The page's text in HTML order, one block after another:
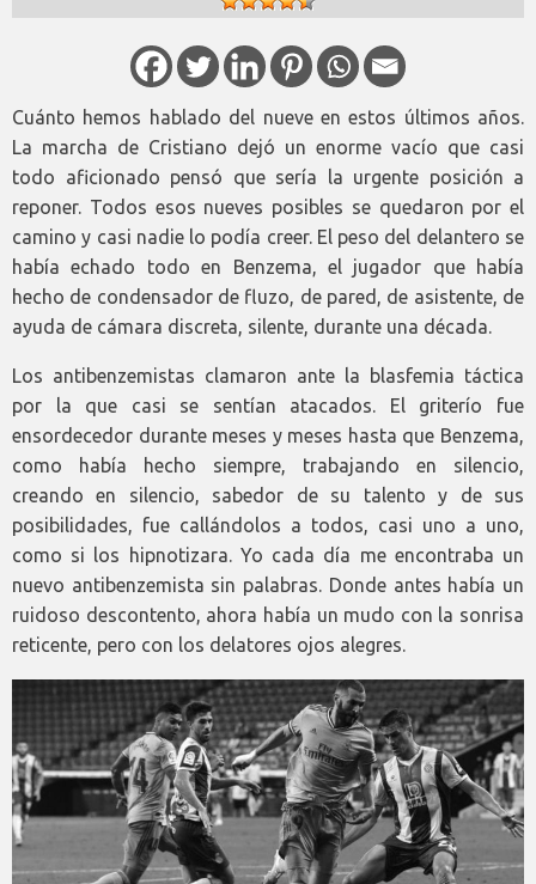
Cuánto hemos hablado del nueve en estos últimos años.
La marcha de Cristiano dejó un enorme vacío que casi
todo aficionado pensó que sería la urgente posición a
reponer. Todos esos nueves posibles se quedaron por el
camino y casi nadie lo podía creer. El peso del delantero se
había echado todo en Benzema, el jugador que había
hecho de condensador de fluzo, de pared, de asistente, de
ayuda de cámara discreta, silente, durante una década.
Los antibenzemistas clamaron ante la blasfemia táctica
por la que casi se sentían atacados. El griterío fue
ensordecedor durante meses y meses hasta que Benzema,
como había hecho siempre, trabajando en silencio,
creando en silencio, sabedor de su talento y de sus
posibilidades, fue callándolos a todos, casi uno a uno,
como si los hipnotizara. Yo cada día me encontraba un
nuevo antibenzemista sin palabras. Donde antes había un
ruidoso descontento, ahora había un mudo con la sonrisa
reticente, pero con los delatores ojos alegres.